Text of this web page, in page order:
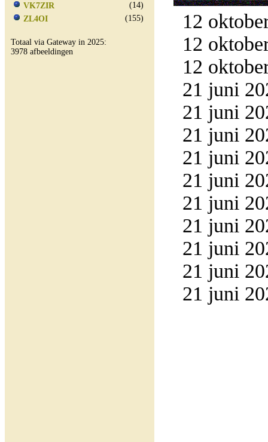
VK7ZIR
(14)
ZL4OI
(155)
Totaal via Gateway in 2025:
3978 afbeeldingen
12
12
12
21 juni
21 juni
21 juni
21 juni
21 juni
21 juni
21 juni
21 juni
21 juni
21 juni